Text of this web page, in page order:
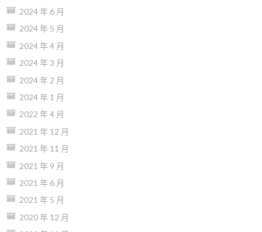
2024 年 6 月
2024 年 5 月
2024 年 4 月
2024 年 3 月
2024 年 2 月
2024 年 1 月
2022 年 4 月
2021 年 12 月
2021 年 11 月
2021 年 9 月
2021 年 6 月
2021 年 5 月
2020 年 12 月